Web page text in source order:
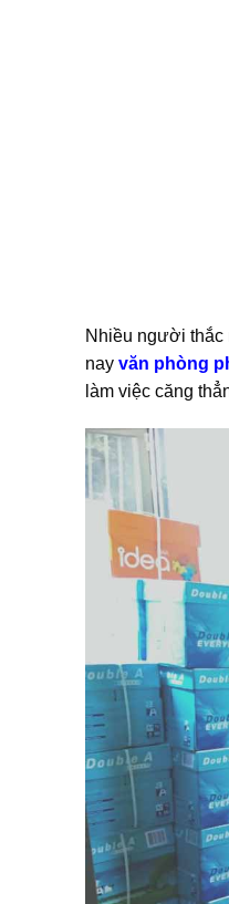
Nhiều người thắc
nay văn phòng
làm việc căng